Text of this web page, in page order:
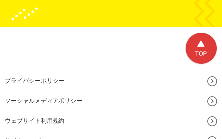
プライバシーポリシー
ソーシャルメディアポリシー
ウェブサイト利用規約